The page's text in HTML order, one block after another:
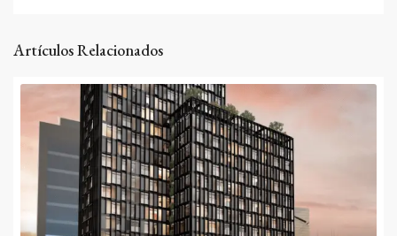
Artículos Relacionados